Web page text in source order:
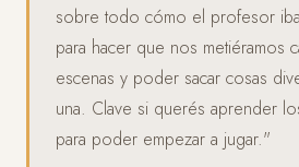
sobre todo cómo el profesor
para hacer que nos metiéramos
escenas y poder sacar cosas
una. Clave si querés aprender
para poder empezar a jugar."